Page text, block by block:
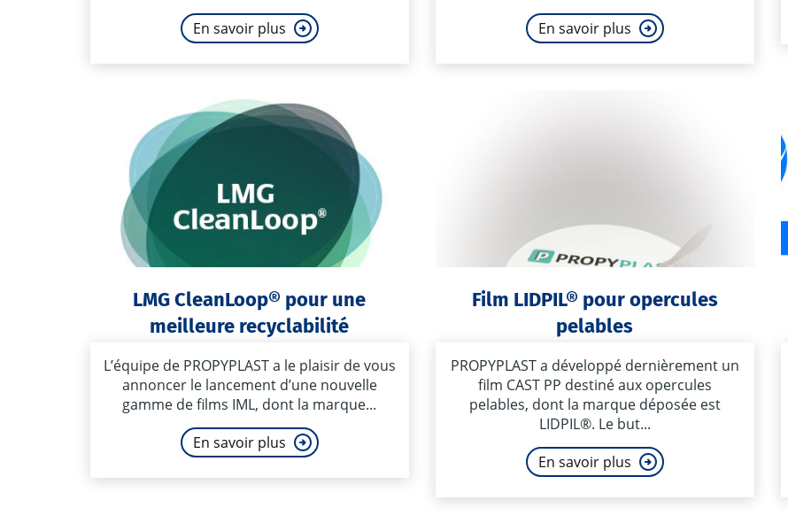
En savoir plus
En savoir plus
LMG CleanLoop® pour une
meilleure recyclabilité
L’équipe de PROPYPLAST a le plaisir de vous
annoncer le lancement d’une nouvelle
gamme de films IML, dont la marque...
En savoir plus
Film LIDPIL® pour opercules
pelables
PROPYPLAST a développé dernièrement un
film CAST PP destiné aux opercules
pelables, dont la marque déposée est
LIDPIL®. Le but...
En savoir plus